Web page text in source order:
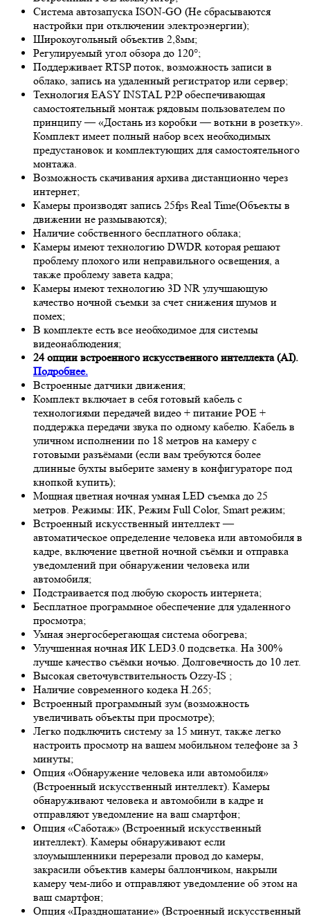
Система автозапуска ISON-GO (Не сбрасываются
настройки при отключении электроэнергии);
Широкоугольный объектив 2,8мм;
Регулируемый угол обзора до 120°;
Поддерживает RTSP поток, возможность записи в
облако, запись на удаленный регистратор или сервер;
Технология EASY INSTAL P2P обеспечивающая
самостоятельный монтаж рядовым пользователем по
принципу — «Достань из коробки — воткни в розетку».
Комплект имеет полный набор всех необходимых
предустановок и комплектующих для самостоятельного
монтажа.
Возможность скачивания архива дистанционно через
интернет;
Камеры производят запись 25fps Real Time(Объекты в
движении не размываются);
Наличие собственного бесплатного облака;
Камеры имеют технологию DWDR которая решают
проблему плохого или неправильного освещения, а
также проблему завета кадра;
Камеры имеют технологию 3D NR улучшающую
качество ночной съемки за счет снижения шумов и
помех;
В комплекте есть все необходимое для системы
видеонаблюдения;
24 опции встроенного искусственного интеллекта (AI).
Подробнее.
Встроенные датчики движения;
Комплект включает в себя готовый кабель с
технологиями передачей видео + питание POE +
поддержка передачи звука по одному кабелю. Кабель в
уличном исполнении по 18 метров на камеру с
готовыми разъёмами (если вам требуются более
длинные бухты выберите замену в конфигураторе под
кнопкой купить);
Мощная цветная ночная умная LED съемка до 25
метров. Режимы: ИК, Режим Full Color, Smart режим;
Встроенный искусственный интеллект —
автоматическое определение человека или автомобиля в
кадре, включение цветной ночной съёмки и отправка
уведомлений при обнаружении человека или
автомобиля;
Подстраивается под любую скорость интернета;
Бесплатное программное обеспечение для удаленного
просмотра;
Умная энергосберегающая система обогрева;
Улучшенная ночная ИК LED3.0 подсветка. На 300%
лучше качество съёмки ночью. Долговечность до 10 лет.
Высокая светочувствительность Ozzy-IS ;
Наличие современного кодека H.265;
Встроенный программный зум (возможность
увеличивать объекты при просмотре);
Легко подключить систему за 15 минут, также легко
настроить просмотр на вашем мобильном телефоне за 3
минуты;
Опция «Обнаружение человека или автомобиля»
(Встроенный искусственный интеллект). Камеры
обнаруживают человека и автомобили в кадре и
отправляют уведомление на ваш смартфон;
Опция «Саботаж» (Встроенный искусственный
интеллект). Камеры обнаруживают если
злоумышленники перерезали провод до камеры,
закрасили объектив камеры баллончиком, накрыли
камеру чем-либо и отправляют уведомление об этом на
ваш смартфон;
Опция «Праздношатание» (Встроенный искусственный